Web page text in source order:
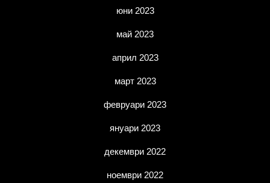
юни 2023
май 2023
април 2023
март 2023
февруари 2023
януари 2023
декември 2022
ноември 2022